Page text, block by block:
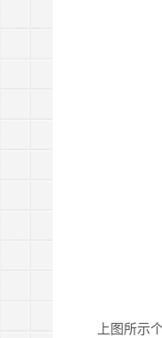
上图所示个